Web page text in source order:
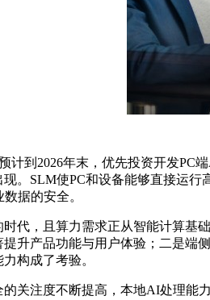
计到2026年末，优先投资开发PC
现。SLM使PC和设备能够直接运
据的安全。
代，且算力需求正从智能计算基
升产品功能与用户体验；二是
构成了考验。
的关注度不断提高，本地AI处理能